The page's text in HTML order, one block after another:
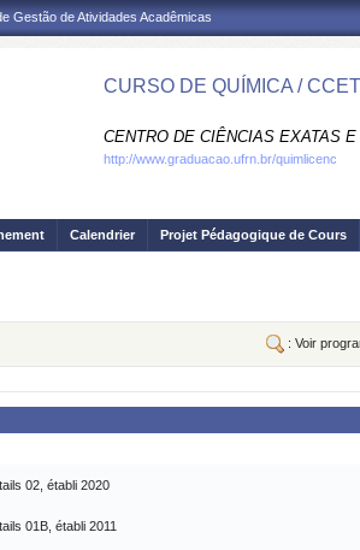
Gestão de Atividades Acadêmicas
CURSO DE QUÍMICA / CCET
CENTRO DE CIÊNCIAS EXATAS
http://www.graduacao.ufrn.br/quimlicenc
Calendrier Projet Pédagogique de Cours
: Voir
02, établi 2020
01B, établi 2011